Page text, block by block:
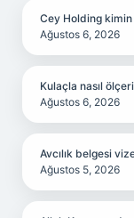
Cey Holding kimin
Ağustos 6, 2026
Kulaçla nasıl
Ağustos 6, 2026
Avcılık belgesi
Ağustos 5, 2026